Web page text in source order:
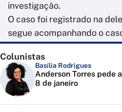
investigação.
O caso foi registrado na
segue acompanhando o
Colunistas
Basília Rodrigues
Anderson Torres pede
8 de janeiro